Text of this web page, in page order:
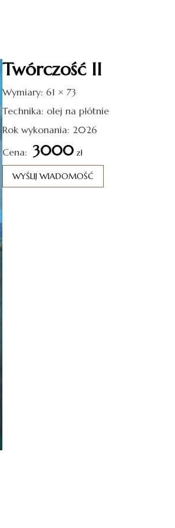
Twórczość II
Wymiary: 61 × 73
Technika: olej na płótnie
Rok wykonania: 2026
Cena: 3000 zł
WYŚLIJ WIADOMOŚĆ